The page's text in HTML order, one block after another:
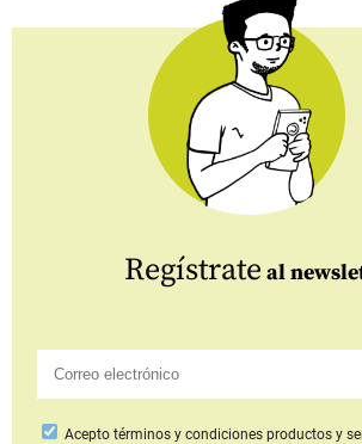
Regístrate al
Aceptotérminos y condiciones productos y